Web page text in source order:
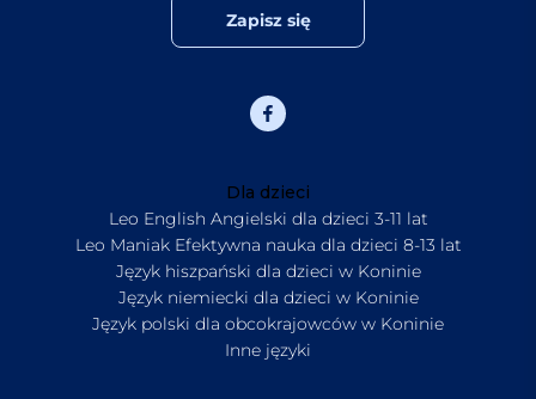
Zapisz się
Dla dzieci
Leo English Angielski dla dzieci 3-11 lat
Leo Maniak Efektywna nauka dla dzieci 8-13 lat
Język hiszpański dla dzieci w Koninie
Język niemiecki dla dzieci w Koninie
Język polski dla obcokrajowców w Koninie
Inne języki